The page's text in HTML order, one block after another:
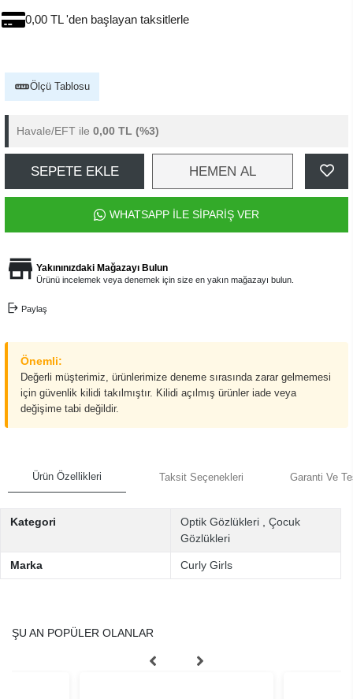
0,00 TL 'den başlayan taksitlerle
Ölçü Tablosu
Havale/EFT ile 0,00 TL (%3)
SEPETE EKLE HEMEN AL
WHATSAPP İLE SİPARİŞ VER
Yakınınızdaki Mağazayı Bulun
Ürünü incelemek veya denemek için size en yakın mağazayı bulun.
Paylaş
Önemli:
Değerli müşterimiz, ürünlerimize deneme sırasında zarar gelmemesi
için güvenlik kilidi takılmıştır. Kilidi açılmış ürünler iade veya
değişime tabi değildir.
Ürün Özellikleri Taksit Seçenekleri Garanti Ve
Kategori Optik Gözlükleri
Çocuk
Gözlükleri
Marka Curly Girls
ŞU AN POPÜLER OLANLAR